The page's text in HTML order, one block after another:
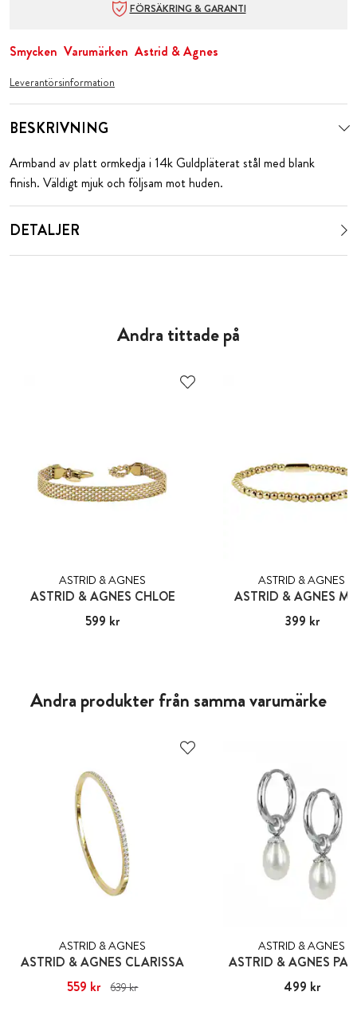
FÖRSÄKRING & GARANTI
Smycken Varumärken Astrid & Agnes
Leverantörsinformation
BESKRIVNING
Armband av platt ormkedja i 14k Guldpläterat stål med blank
finish. Väldigt mjuk och följsam mot huden.
DETALJER
Andra tittade på
ASTRID & AGNES
ASTRID & AGNES CHLOE
Pris:599 kr
599 kr
ASTRID & AGNES
ASTRID & AGNES
Pris:399 kr
399 kr
Andra produkter från samma varumärke
ASTRID & AGNES
ASTRID & AGNES CLARISSA
Nuvarande pris: 559 kr
559 kr 639 kr
ASTRID & AGNES
ASTRID & AGNES
Pris:499 kr
499 kr